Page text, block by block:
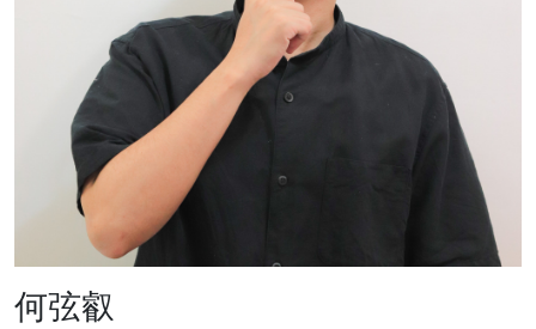
何弦叡